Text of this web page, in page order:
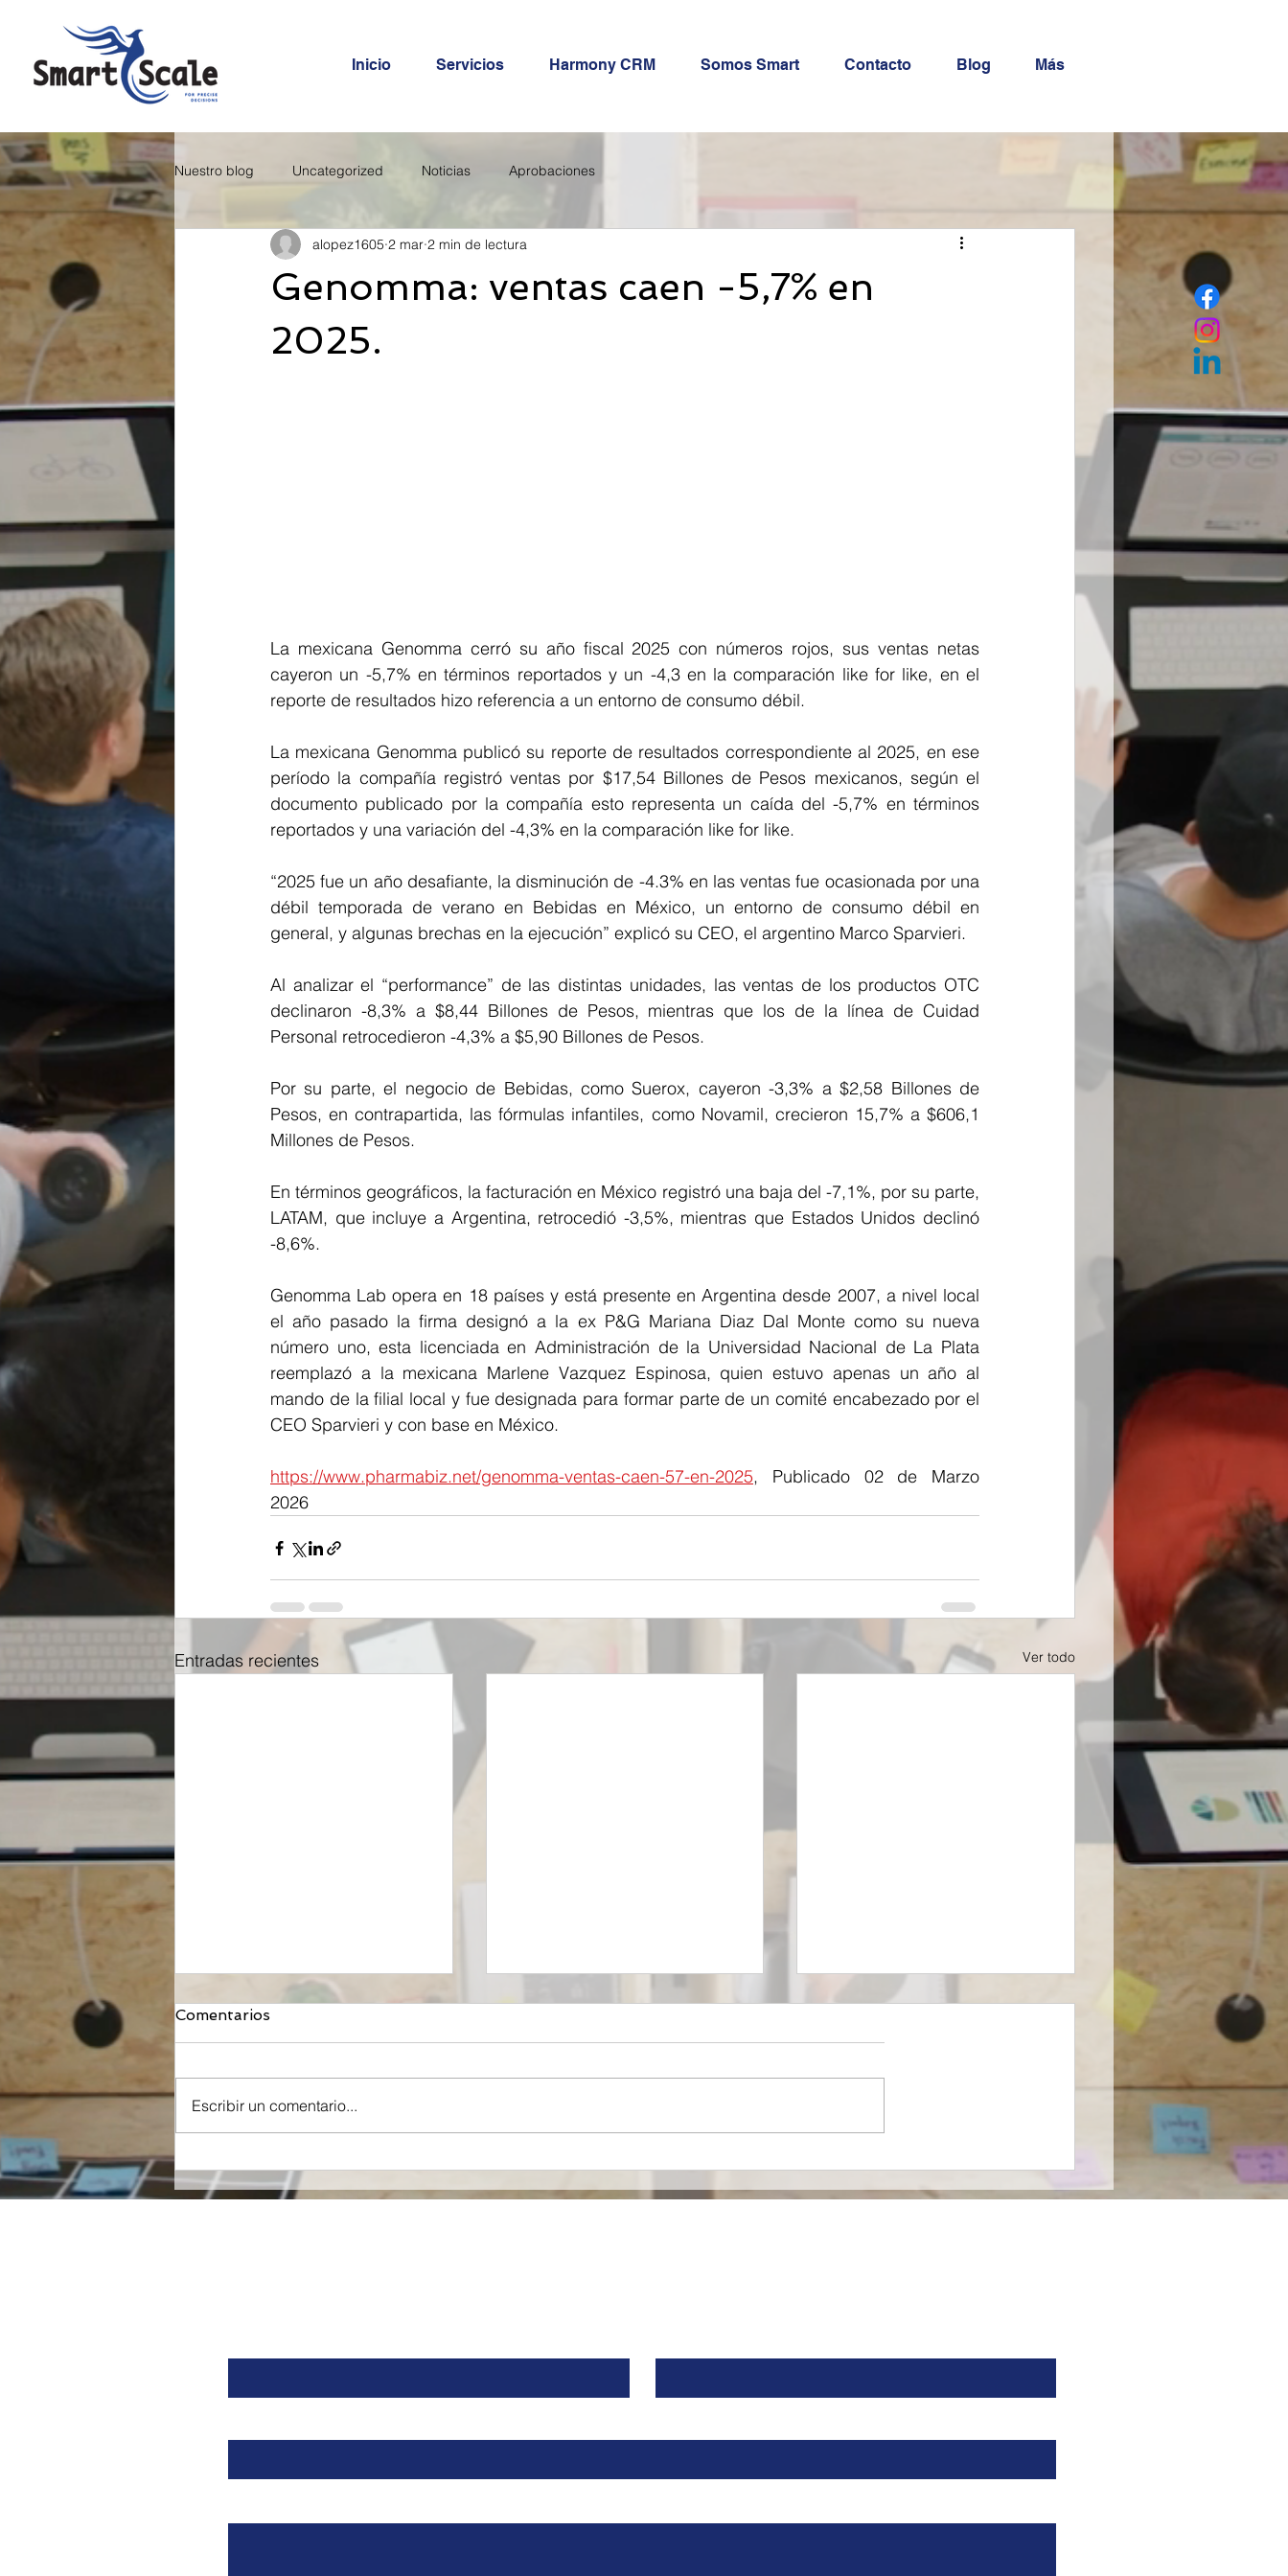
Inicio Servicios Harmony CRM Somos Smart Contacto Blog Más
Nuestro blog Uncategorized Noticias Aprobaciones
Genomma: ventas caen -5,7% en
2025.
alopez1605 2 mar 2 min de lectura
La mexicana Genomma cerró su año fiscal 2025 con números rojos, sus ventas netas
cayeron un -5,7% en términos reportados y un -4,3 en la comparación like for like, en el
reporte de resultados hizo referencia a un entorno de consumo débil.
La mexicana Genomma publicó su reporte de resultados correspondiente al 2025, en ese
período la compañía registró ventas por $17,54 Billones de Pesos mexicanos, según el
documento publicado por la compañía esto representa un caída del -5,7% en términos
reportados y una variación del -4,3% en la comparación like for like.
“2025 fue un año desafiante, la disminución de -4.3% en las ventas fue ocasionada por una
débil temporada de verano en Bebidas en México, un entorno de consumo débil en
general, y algunas brechas en la ejecución” explicó su CEO, el argentino Marco Sparvieri.
Al analizar el “performance” de las distintas unidades, las ventas de los productos OTC
declinaron -8,3% a $8,44 Billones de Pesos, mientras que los de la línea de Cuidad
Personal retrocedieron -4,3% a $5,90 Billones de Pesos.
Por su parte, el negocio de Bebidas, como Suerox, cayeron -3,3% a $2,58 Billones de
Pesos, en contrapartida, las fórmulas infantiles, como Novamil, crecieron 15,7% a $606,1
Millones de Pesos.
En términos geográficos, la facturación en México registró una baja del -7,1%, por su parte,
LATAM, que incluye a Argentina, retrocedió -3,5%, mientras que Estados Unidos declinó
-8,6%.
Genomma Lab opera en 18 países y está presente en Argentina desde 2007, a nivel local
el año pasado la firma designó a la ex P&G Mariana Diaz Dal Monte como su nueva
número uno, esta licenciada en Administración de la Universidad Nacional de La Plata
reemplazó a la mexicana Marlene Vazquez Espinosa, quien estuvo apenas un año al
mando de la filial local y fue designada para formar parte de un comité encabezado por el
CEO Sparvieri y con base en México.
https://www.pharmabiz.net/genomma-ventas-caen-57-en-2025, Publicado 02 de Marzo
2026
Entradas recientes Ver todo
Takeda dirigido a la
Orexina, recibe la
inyección de $46 Millones
especializada en México en
Comentarios
Escribir un comentario...